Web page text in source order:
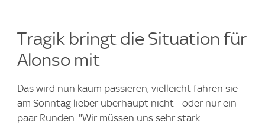
Tragik bringt die Situation für
Alonso mit
Das wird nun kaum passieren, vielleicht fahren sie
am Sonntag lieber überhaupt nicht - oder nur ein
paar Runden. "Wir müssen uns sehr stark